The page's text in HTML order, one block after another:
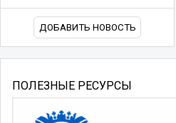
ДОБАВИТЬ НОВОСТЬ
ПОЛЕЗНЫЕ РЕСУРСЫ